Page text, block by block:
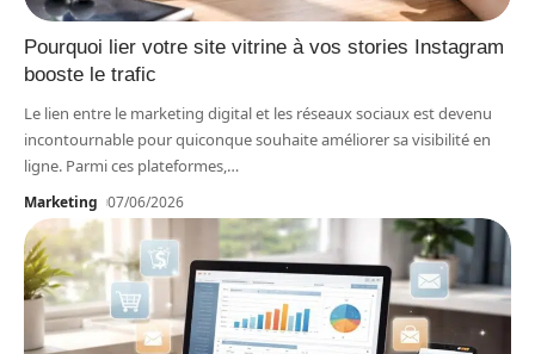
Pourquoi lier votre site vitrine à vos stories Instagram
booste le trafic
Le lien entre le marketing digital et les réseaux sociaux est devenu
incontournable pour quiconque souhaite améliorer sa visibilité en
ligne. Parmi ces plateformes,…
Marketing 07/06/2026